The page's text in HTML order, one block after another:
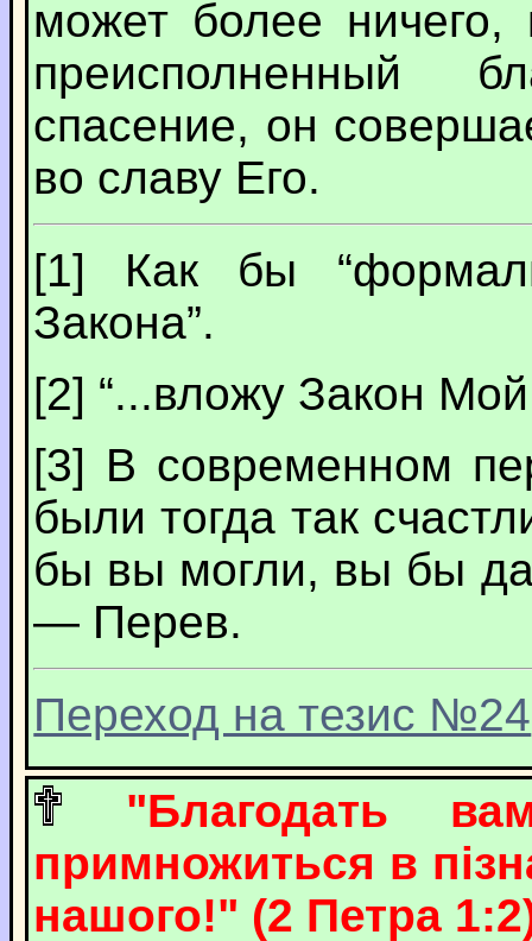
может более
преисполненный
спасение, он
во славу Его.
[1] Как бы
Закона”.
[2] “...вложу Закон
[3] В современном
были тогда так
бы вы могли, вы бы
— Перев.
Переход на тезис №24
"Благодать
примножиться в
нашого!" (2 Петра